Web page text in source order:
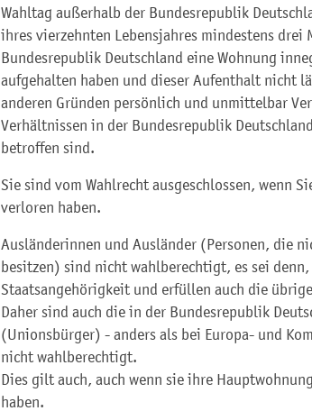
Wahltag außerhalb der Bundesrepublik
ihres vierzehnten Lebensjahres mindestens drei
Bundesrepublik Deutschland eine Wohnung
aufgehalten haben und dieser Aufenthalt nicht
anderen Gründen persönlich und unmittelbar
Verhältnissen in der Bundesrepublik
betroffen sind.
Sie sind vom Wahlrecht ausgeschlossen, wenn
verloren haben.
Ausländerinnen und Ausländer (Personen, die
besitzen) sind nicht wahlberechtigt, es sei
Staatsangehörigkeit und erfüllen auch die
Daher sind auch die in der Bundesrepublik
(Unionsbürger) - anders als bei Europa- und
nicht wahlberechtigt.
Dies gilt auch, auch wenn sie ihre
haben.